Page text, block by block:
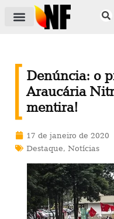
Denúncia: o
Araucária
mentira!
17 de janeiro de 2020
Destaque, Notícias